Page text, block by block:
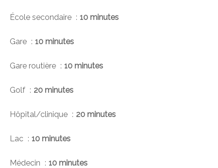
École secondaire 10 minutes
Gare 10 minutes
Gare routière 10 minutes
Golf 20 minutes
Hôpital/clinique 20 minutes
Lac 10 minutes
Médecin 10 minutes